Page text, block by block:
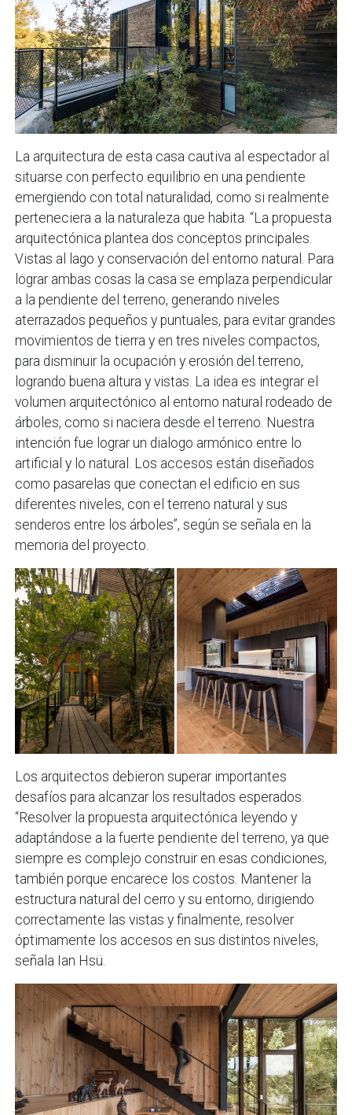
La arquitectura de esta casa cautiva al espectador al
situarse con perfecto equilibrio en una pendiente
emergiendo con total naturalidad, como si realmente
perteneciera a la naturaleza que habita. “La propuesta
arquitectónica plantea dos conceptos principales.
Vistas al lago y conservación del entorno natural. Para
lograr ambas cosas la casa se emplaza perpendicular
a la pendiente del terreno, generando niveles
aterrazados pequeños y puntuales, para evitar grandes
movimientos de tierra y en tres niveles compactos,
para disminuir la ocupación y erosión del terreno,
logrando buena altura y vistas. La idea es integrar el
volumen arquitectónico al entorno natural rodeado de
árboles, como si naciera desde el terreno. Nuestra
intención fue lograr un dialogo armónico entre lo
artificial y lo natural. Los accesos están diseñados
como pasarelas que conectan el edificio en sus
diferentes niveles, con el terreno natural y sus
senderos entre los árboles”, según se señala en la
memoria del proyecto.
Los arquitectos debieron superar importantes
desafíos para alcanzar los resultados esperados.
“Resolver la propuesta arquitectónica leyendo y
adaptándose a la fuerte pendiente del terreno, ya que
siempre es complejo construir en esas condiciones,
también porque encarece los costos. Mantener la
estructura natural del cerro y su entorno, dirigiendo
correctamente las vistas y finalmente, resolver
óptimamente los accesos en sus distintos niveles,
señala Ian Hsü.